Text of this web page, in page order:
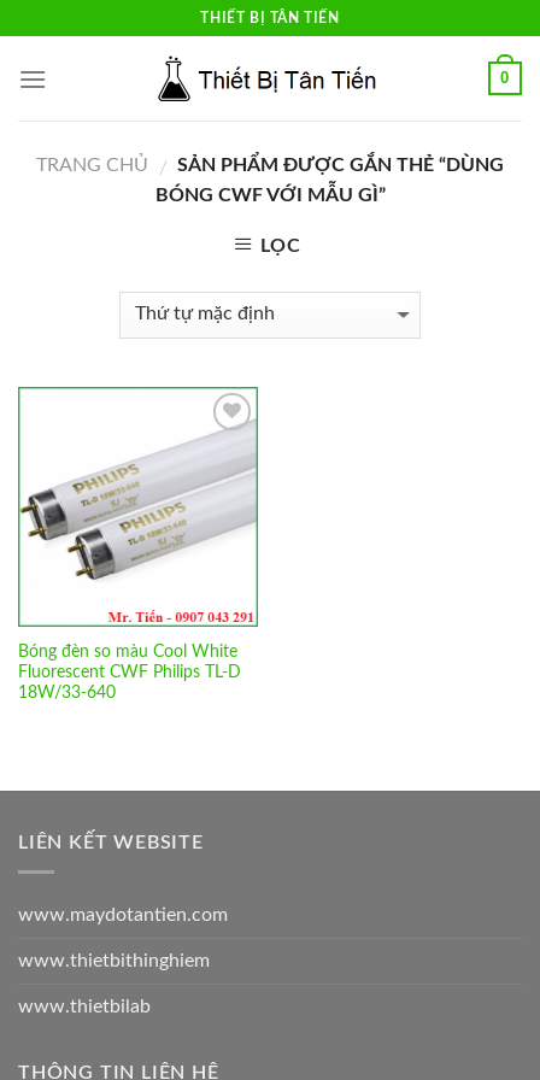
content
THIẾT BỊ TÂN TIẾN
0
TRANG CHỦ / SẢN PHẨM ĐƯỢC GẮN THẺ “DÙNG
BÓNG CWF VỚI MẪU GÌ”
LỌC
Bóng đèn so màu Cool White
Fluorescent CWF Philips TL-D
18W/33-640
LIÊN KẾT WEBSITE
www.maydotantien.com
www.thietbithinghiem
www.thietbilab
THÔNG TIN LIÊN HỆ